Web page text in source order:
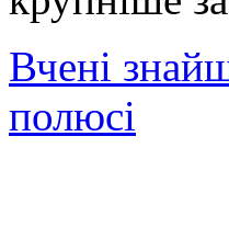
Вчені
полюсі